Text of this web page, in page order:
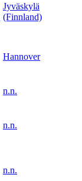
Jyväskylä
(Finnland)
Hannover
n.n.
n.n.
n.n.